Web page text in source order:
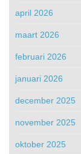
april 2026
maart 2026
februari 2026
januari 2026
december 2025
november 2025
oktober 2025